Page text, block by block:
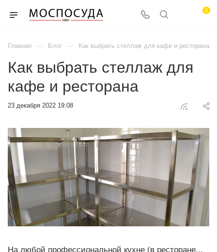
0
Главная — Блог — Как выбрать стеллаж для кафе и ресторана
Как выбрать стеллаж для
кафе и ресторана
23 декабря 2022 19:08
На любой профессиональной кухне (в ресторане...